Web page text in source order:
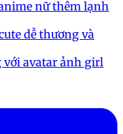
nữ thêm lạnh
dễ thương và
với avatar ảnh girl